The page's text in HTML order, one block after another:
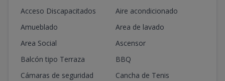
Acceso Discapacitados
Aire acondicionado
Amueblado
Area de lavado
Area Social
Ascensor
Balcón tipo Terraza
BBQ
Cámaras de seguridad
Cancha de Tenis